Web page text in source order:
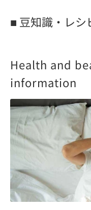
■ 豆知識・レシ
Health and
information